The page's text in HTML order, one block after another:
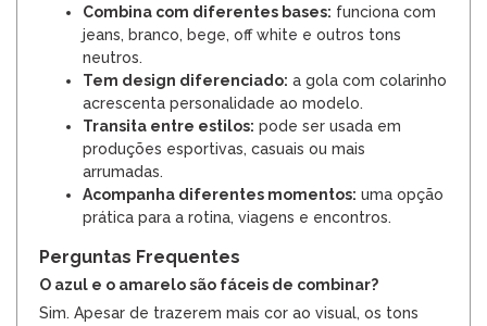
Combina com diferentes bases: funciona com
jeans, branco, bege, off white e outros tons
neutros.
Tem design diferenciado: a gola com colarinho
acrescenta personalidade ao modelo.
Transita entre estilos: pode ser usada em
produções esportivas, casuais ou mais
arrumadas.
Acompanha diferentes momentos: uma opção
prática para a rotina, viagens e encontros.
Perguntas Frequentes
O azul e o amarelo são fáceis de combinar?
Sim. Apesar de trazerem mais cor ao visual, os tons